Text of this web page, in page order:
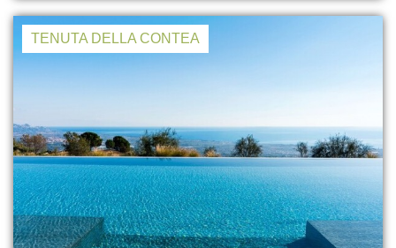
TENUTA DELLA CONTEA